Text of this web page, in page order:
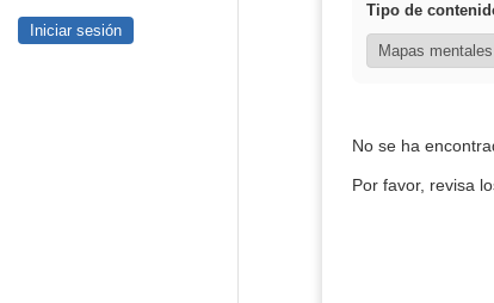
Iniciar sesión
Tipo de
No se ha
Por favor, revisa